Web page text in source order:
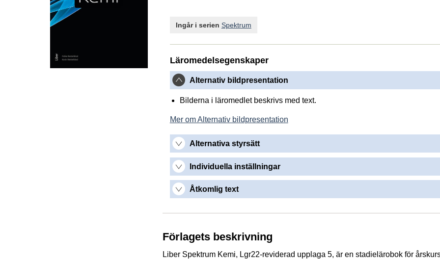
Ingår i serien Spektrum
Läromedelsegenskaper
Alternativ bildpresentation
Bilderna i läromedlet beskrivs med text.
Mer om Alternativ bildpresentation
Alternativa styrsätt
Individuella inställningar
Åtkomlig text
Förlagets beskrivning
Liber Spektrum Kemi, Lgr22-reviderad upplaga 5, är en stadielärobok för